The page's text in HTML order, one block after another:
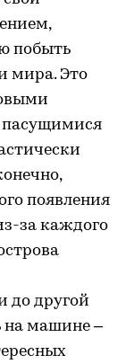
побыть
мира. Это
пасущимися
появления
за каждого
до другой
на машине –